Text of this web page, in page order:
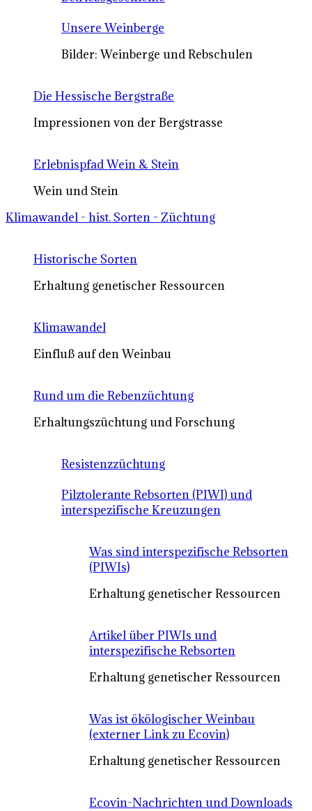
Unsere Weinberge
Bilder: Weinberge und Rebschulen
Die Hessische Bergstraße
Impressionen von der Bergstrasse
Erlebnispfad Wein & Stein
Wein und Stein
Klimawandel - hist. Sorten - Züchtung
Historische Sorten
Erhaltung genetischer Ressourcen
Klimawandel
Einfluß auf den Weinbau
Rund um die Rebenzüchtung
Erhaltungszüchtung und Forschung
Resistenzzüchtung
Pilztolerante Rebsorten (PIWI) und
interspezifische Kreuzungen
Was sind interspezifische Rebsorten
(PIWIs)
Erhaltung genetischer Ressourcen
Artikel über PIWIs und
interspezifische Rebsorten
Erhaltung genetischer Ressourcen
Was ist ökölogischer Weinbau
(externer Link zu Ecovin)
Erhaltung genetischer Ressourcen
Ecovin-Nachrichten und Downloads